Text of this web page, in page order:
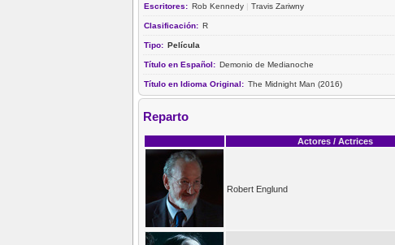
Escritores: Rob Kennedy | Travis Zariwny
Clasificación: R
Tipo: Película
Título en Español: Demonio de Medianoche
Título en Idioma Original: The Midnight Man (2016)
Reparto
Actores / Actrices
Robert Englund